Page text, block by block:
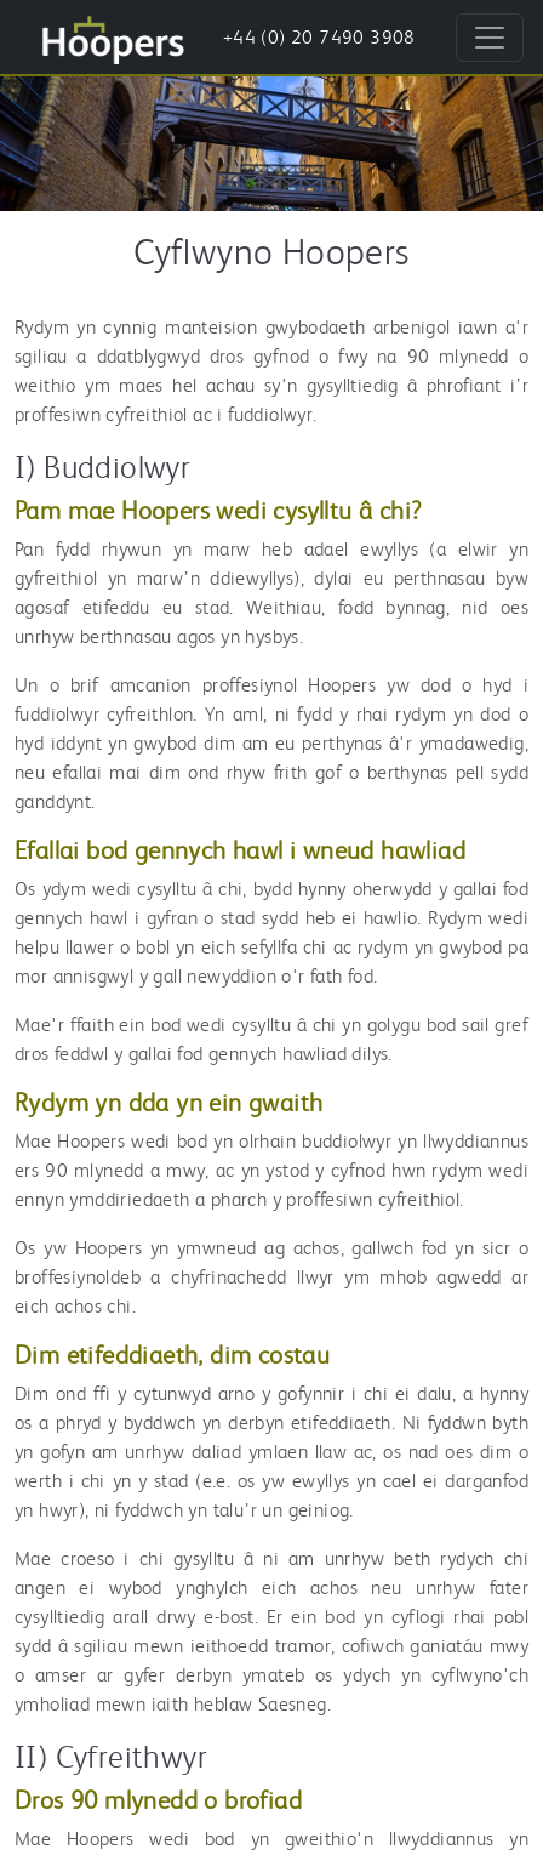
+44 (0) 20 7490 3908
Cyflwyno Hoopers
Rydym yn cynnig manteision gwybodaeth arbenigol iawn a'r
sgiliau a ddatblygwyd dros gyfnod o fwy na 90 mlynedd o
weithio ym maes hel achau sy'n gysylltiedig â phrofiant i’r
proffesiwn cyfreithiol ac i fuddiolwyr.
I) Buddiolwyr
Pam mae Hoopers wedi cysylltu â chi?
Pan fydd rhywun yn marw heb adael ewyllys (a elwir yn
gyfreithiol yn marw’n ddiewyllys), dylai eu perthnasau byw
agosaf etifeddu eu stad. Weithiau, fodd bynnag, nid oes
unrhyw berthnasau agos yn hysbys.
Un o brif amcanion proffesiynol Hoopers yw dod o hyd i
fuddiolwyr cyfreithlon. Yn aml, ni fydd y rhai rydym yn dod o
hyd iddynt yn gwybod dim am eu perthynas â'r ymadawedig,
neu efallai mai dim ond rhyw frith gof o berthynas pell sydd
ganddynt.
Efallai bod gennych hawl i wneud hawliad
Os ydym wedi cysylltu â chi, bydd hynny oherwydd y gallai fod
gennych hawl i gyfran o stad sydd heb ei hawlio. Rydym wedi
helpu llawer o bobl yn eich sefyllfa chi ac rydym yn gwybod pa
mor annisgwyl y gall newyddion o'r fath fod.
Mae'r ffaith ein bod wedi cysylltu â chi yn golygu bod sail gref
dros feddwl y gallai fod gennych hawliad dilys.
Rydym yn dda yn ein gwaith
Mae Hoopers wedi bod yn olrhain buddiolwyr yn llwyddiannus
ers 90 mlynedd a mwy, ac yn ystod y cyfnod hwn rydym wedi
ennyn ymddiriedaeth a pharch y proffesiwn cyfreithiol.
Os yw Hoopers yn ymwneud ag achos, gallwch fod yn sicr o
broffesiynoldeb a chyfrinachedd llwyr ym mhob agwedd ar
eich achos chi.
Dim etifeddiaeth, dim costau
Dim ond ffi y cytunwyd arno y gofynnir i chi ei dalu, a hynny
os a phryd y byddwch yn derbyn etifeddiaeth. Ni fyddwn byth
yn gofyn am unrhyw daliad ymlaen llaw ac, os nad oes dim o
werth i chi yn y stad (e.e. os yw ewyllys yn cael ei darganfod
yn hwyr), ni fyddwch yn talu’r un geiniog.
Mae croeso i chi gysylltu â ni am unrhyw beth rydych chi
angen ei wybod ynghylch eich achos neu unrhyw fater
cysylltiedig arall drwy e-bost. Er ein bod yn cyflogi rhai pobl
sydd â sgiliau mewn ieithoedd tramor, cofiwch ganiatáu mwy
o amser ar gyfer derbyn ymateb os ydych yn cyflwyno'ch
ymholiad mewn iaith heblaw Saesneg.
II) Cyfreithwyr
Dros 90 mlynedd o brofiad
Mae Hoopers wedi bod yn gweithio'n llwyddiannus yn